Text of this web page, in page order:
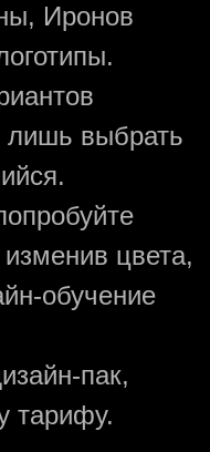
Иронов
лишь выбрать
цвета,
обучение
пак,
тарифу.